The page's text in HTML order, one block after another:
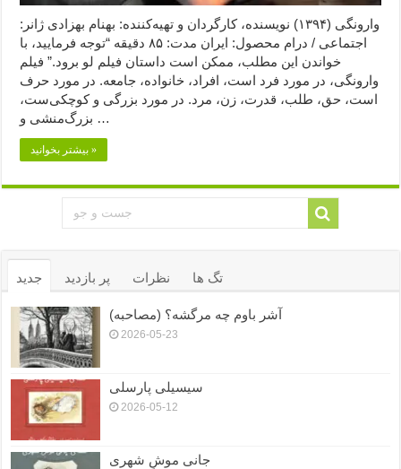
وارونگی (۱۳۹۴) نویسنده، کارگردان و تهیه‌کننده: بهنام بهزادی ژانر:
اجتماعی / درام محصول: ایران مدت: ۸۵ دقیقه “توجه فرمایید،‌ با
خواندن این مطلب، ممکن است داستان فیلم لو برود.” فیلم
وارونگی، در مورد فرد است، افراد، خانواده، جامعه. در مورد حرف
است، حق، طلب، قدرت، زن، مرد. در مورد بزرگی و کوچکی‌ست،
بزرگ‌منشی و …
بیشتر بخوانید »
جدید پر بازدید نظرات تگ ها
آشر باوم چه مرگشه؟ (مصاحبه)
2026-05-23
سیسیلی پارسلی
2026-05-12
جانی موشِ شهری